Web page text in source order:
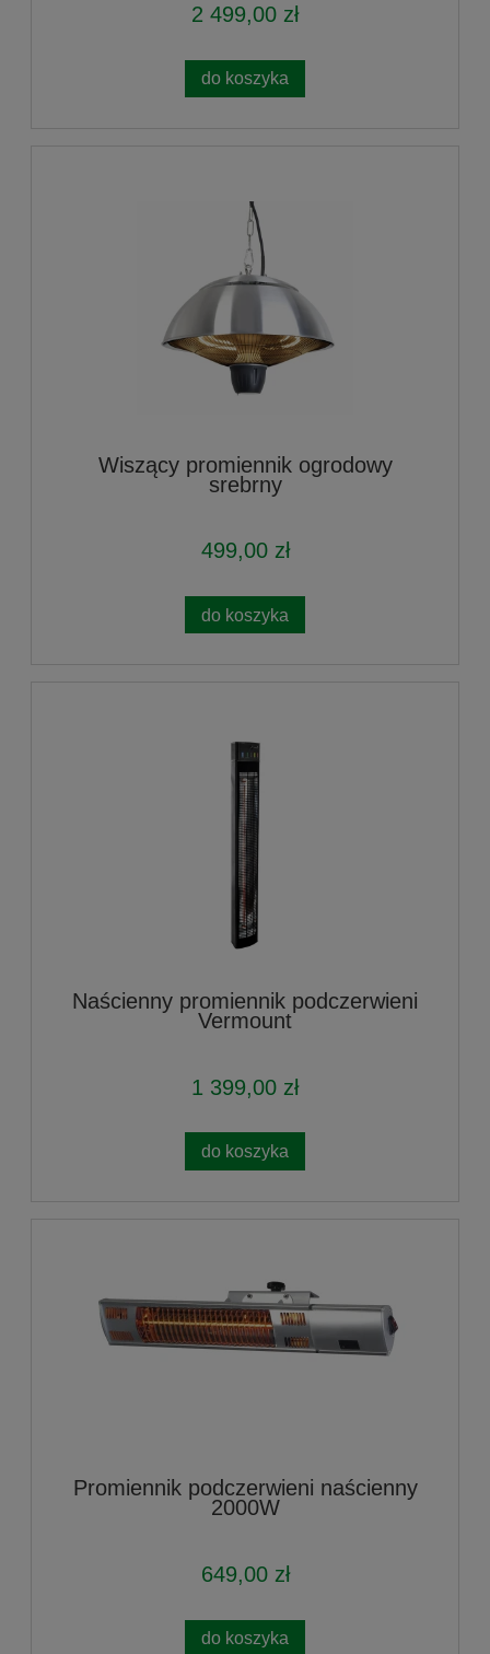
2 499,00 zł
do koszyka
Wiszący promiennik ogrodowy
srebrny
499,00 zł
do koszyka
Naścienny promiennik podczerwieni
Vermount
1 399,00 zł
do koszyka
Promiennik podczerwieni naścienny
2000W
649,00 zł
do koszyka